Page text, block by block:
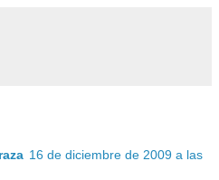
16 de diciembre de 2009 a las